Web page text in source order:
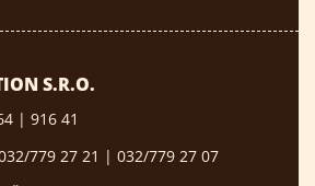
S.R.O.
| 916 41
779 27 21 | 032/779 27 07